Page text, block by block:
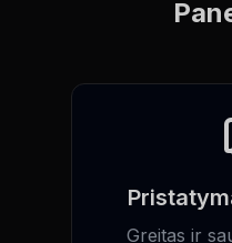
Greitas ir